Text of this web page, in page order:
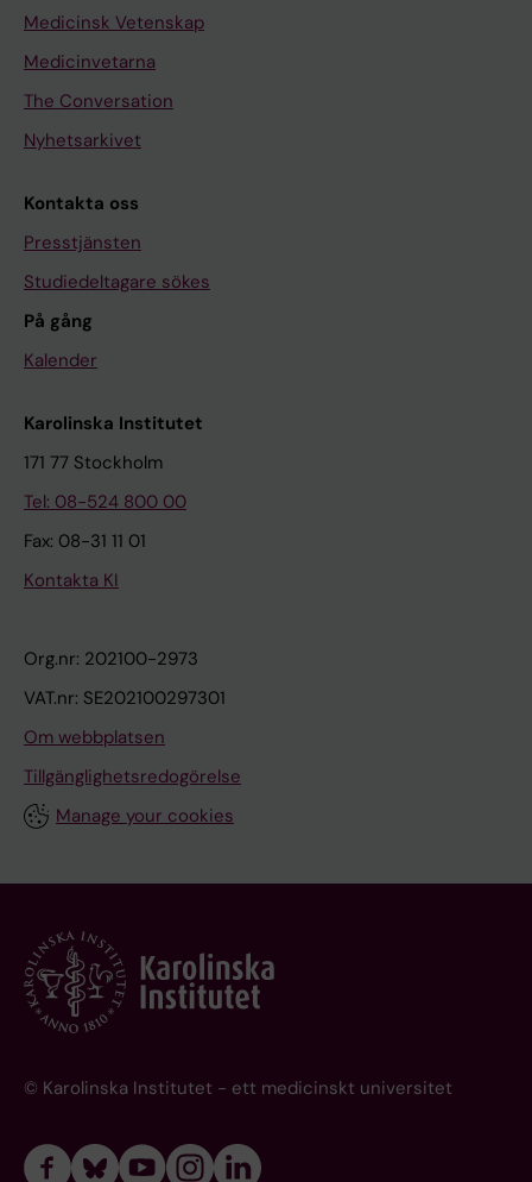
Medicinsk Vetenskap
Medicinvetarna
The Conversation
Nyhetsarkivet
Kontakta oss
Presstjänsten
Studiedeltagare sökes
På gång
Kalender
Karolinska Institutet
171 77 Stockholm
Tel: 08-524 800 00
Fax: 08-31 11 01
Kontakta KI
Org.nr: 202100-2973
VAT.nr: SE202100297301
Om webbplatsen
Tillgänglighetsredogörelse
Manage your cookies
© Karolinska Institutet - ett medicinskt universitet